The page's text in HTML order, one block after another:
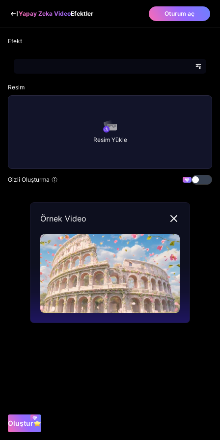
Yapay Zeka VideoEfektler Oturum aç
Efekt
Resim
Resim Yükle
Gizli Oluşturma
Oluştur
Örnek Video